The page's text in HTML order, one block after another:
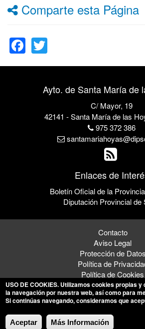
Comparte esta Página
Facebook
Ayto. de Santa María de
C/ Mayor, 19
42141 - Santa María de las
975 372 386
Enlaces de
Boletín Oficial de la
Diputación Provincial de
Contacto
Aviso Legal
Protección de Datos
Política de
Política de Cookies
© 2026 Ayto. de Santa María
USO DE COOKIES. Utilizamos cookies propias
la navegación por nuestra web, así como para
Si continúas navegando, consideramos que
Aceptar Más Información